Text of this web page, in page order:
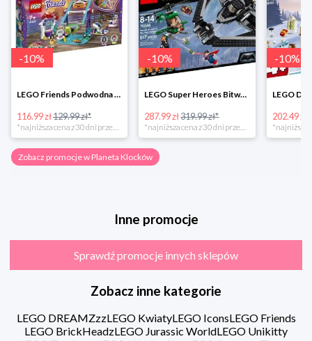
-10%
LEGO Friends Podwodna Frajda w super cenie
116.99 zł129.99 zł*
-10%
LEGO Super Heroes Bitwa powietrzna w super cenie
287.99 zł319.99 zł*
-10%
202.49 zł
Zobacz promocje w Planeta Klocków
Inne promocje
Sprawdź promocje innych sklepów
Zobacz inne kategorie
LEGO DREAMZzzLEGO KwiatyLEGO IconsLEGO Friends
LEGO BrickHeadzLEGO Jurassic WorldLEGO Unikitty